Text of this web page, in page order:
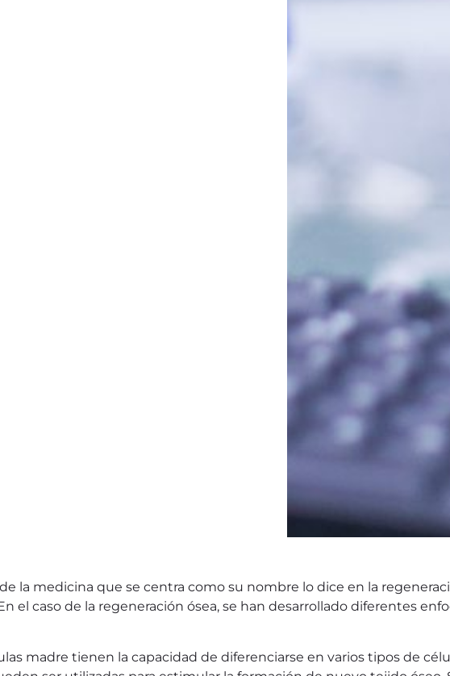
la medicina que se centra como su nombre lo dice en la
el caso de la regeneración ósea, se han desarrollado diferentes
madre tienen la capacidad de diferenciarse en varios tipos de